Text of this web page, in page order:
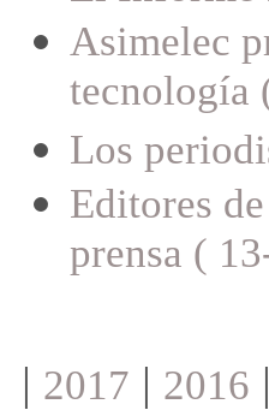
Asimelec
tecnología
Los
Editores
prensa (
| 2017 | 2016 |